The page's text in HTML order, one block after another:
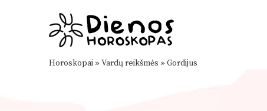
Horoskopai » Vardų reikšmės » Gordijus